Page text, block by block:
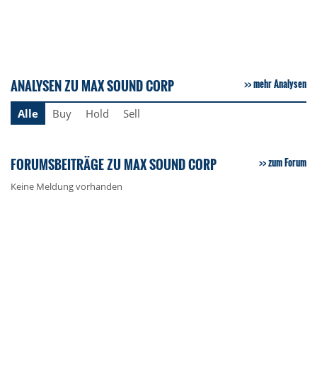
ANALYSEN ZU MAX SOUND CORP mehr Analysen
Alle Buy Hold Sell
FORUMSBEITRÄGE ZU MAX SOUND CORP zum Forum
Keine Meldung vorhanden